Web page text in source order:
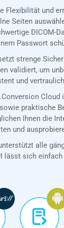
Flexibilität und
Seiten
DICOM-
Passwort
strenge
validiert, um
und
Cloud
praktische
Ihnen die
und
alle
lässt sich